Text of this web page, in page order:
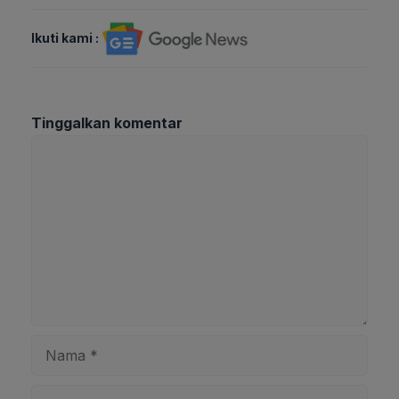
Ikuti kami :
Tinggalkan komentar